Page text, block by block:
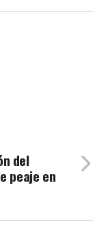
del
peaje en